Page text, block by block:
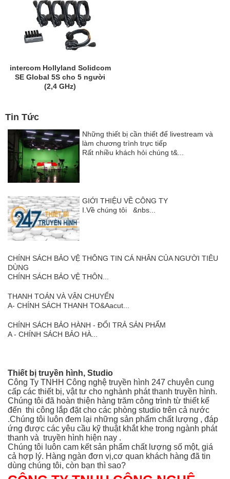
intercom Hollyland Solidcom
SE Global 5S cho 5 người
(2,4 GHz)
Tin Tức
Những thiết bị cần thiết để livestream và
làm chương trình trực tiếp
Rất nhiều khách hỏi chúng t&...
GIỚI THIỆU VỀ CÔNG TY
I.Về chúng tôi &nbs...
CHÍNH SÁCH BẢO VỆ THÔNG TIN CÁ NHÂN CỦA NGƯỜI TIÊU
DÙNG
CHÍNH SÁCH BẢO VỆ THÔN...
THANH TOÁN VÀ VẬN CHUYỂN
A- CHÍNH SÁCH THANH TO&Aacut...
CHÍNH SÁCH BẢO HÀNH - ĐỔI TRẢ SẢN PHẨM
A - CHÍNH SÁCH BẢO HÀ...
Thiết bị truyền hình, Studio
Công Ty TNHH Công nghệ truyền hình 247 chuyên cung
cấp các thiết bị, vật tư cho nghành phát thanh truyền hình.
Chúng tôi đã hoàn thiện hàng trăm công trình từ thiết kế
đến thi công lắp đặt cho các phòng studio trên cả nước
.Chúng tôi luôn đem lại những sản phẩm chất lượng , đáp
ứng được các yêu cầu kỹ thuật khắt khe trong ngành phát
thanh và truyền hình hiện nay .
Chúng tôi luôn cam kết sản phẩm chất lượng số một, giá
cả hợp lý. Hàng ngàn đơn vị,cơ quan khách hàng đã tin
dùng chúng tôi, còn bạn thì sao?